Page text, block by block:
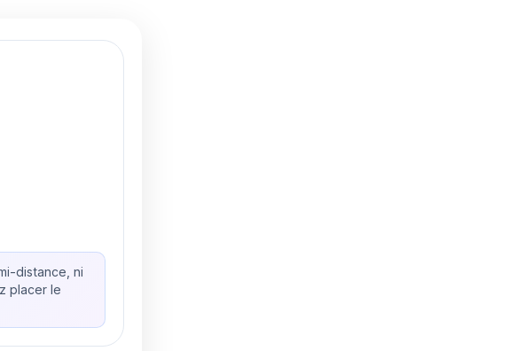
distance, ni
placer le